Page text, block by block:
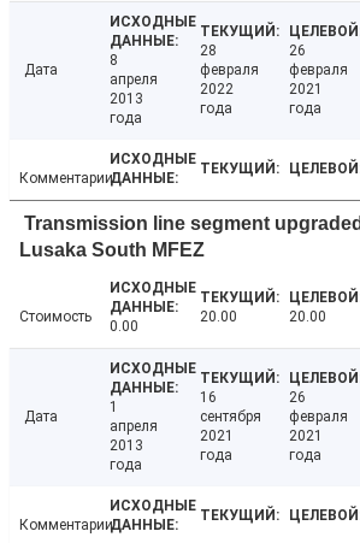
Дата
8
апреля
2013
года
28
февраля
2022
года
26
февраля
2021
года
Комментарии
Transmission line segment
Lusaka South MFEZ
Стоимость
0.00
20.00 20.00
Дата
1
апреля
2013
года
16
сентября
2021
года
26
февраля
2021
года
Комментарии